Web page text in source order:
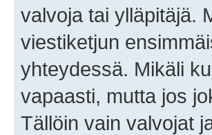
valvoja tai ylläpitäjä.
viestiketjun
yhteydessä. Mikäli
vapaasti, mutta jos
Tällöin vain valvojat